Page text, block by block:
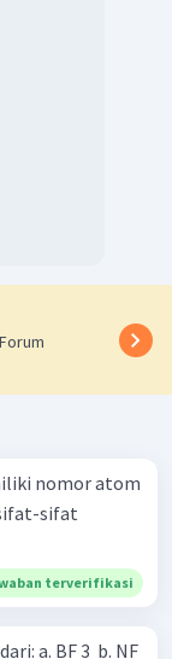
nomor atom
sifat
terverifikasi
NF